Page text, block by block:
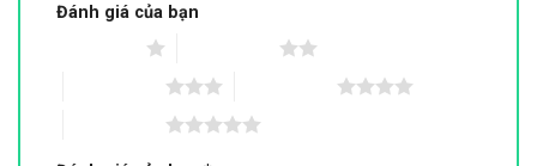
Đánh giá của bạn